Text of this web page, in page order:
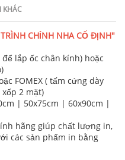
KHÁC
CHỈNH NHA CỐ ĐỊNH"
để lắp ốc chân kính) hoặc
FOMEX ( tấm cứng dày
2 mặt)
| 50x75cm | 60x90cm |
hãng giúp chất lượng in,
các sản phẩm in bằng